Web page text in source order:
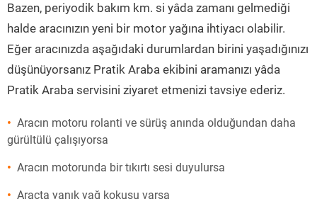
Bazen, periyodik bakım km. si yâda zamanı gelmediği
halde aracınızın yeni bir motor yağına ihtiyacı olabilir.
Eğer aracınızda aşağıdaki durumlardan birini yaşadığınızı
düşünüyorsanız Pratik Araba ekibini aramanızı yâda
Pratik Araba servisini ziyaret etmenizi tavsiye ederiz.
Aracın motoru rolanti ve sürüş anında olduğundan daha
gürültülü çalışıyorsa
Aracın motorunda bir tıkırtı sesi duyulursa
Araçta yanık yağ kokusu varsa